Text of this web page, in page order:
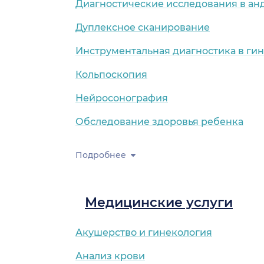
Диагностические исследования в
Дуплексное сканирование
Инструментальная диагностика в
Кольпоскопия
Нейросонография
Обследование здоровья ребенка
Подробнее
Медицинские услуги
Акушерство и гинекология
Анализ крови